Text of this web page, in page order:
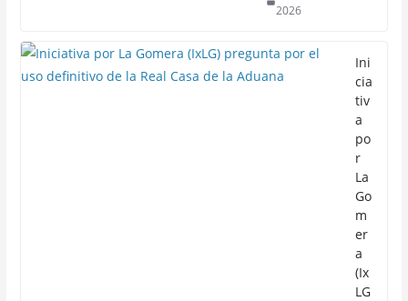
2026
Ini
cia
tiv
a
po
r
La
Go
m
er
a
(Ix
LG